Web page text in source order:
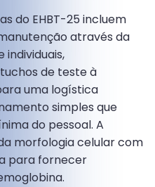
do EHBT-25 incluem
através da
de teste à
uma logística
simples que
do pessoal. A
morfologia celular com
para fornecer